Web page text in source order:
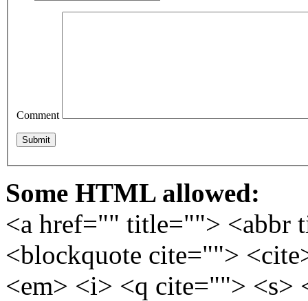
Comment
Some HTML allowed:
<a href="" title=""> <abbr
<blockquote cite="">
<em> <i> <q cite=""> <s>